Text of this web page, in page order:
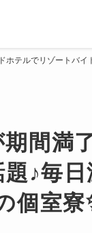
ホテルでリゾートバ
期間満
♪毎
個室寮